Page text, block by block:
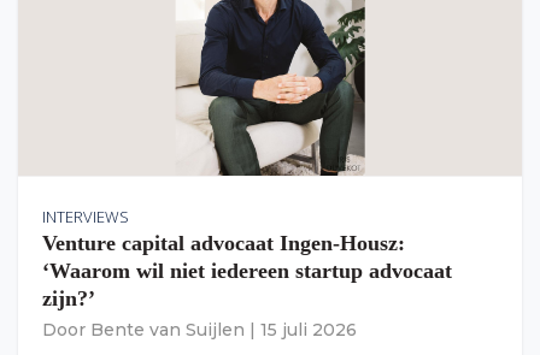
INTERVIEWS
Venture capital advocaat Ingen-Housz:
‘Waarom wil niet iedereen startup advocaat
zijn?’
Door Bente van Suijlen 15 juli 2026